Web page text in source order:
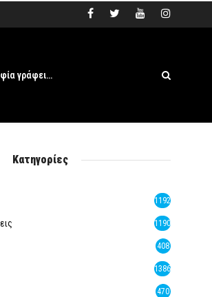
γράφει…
Κατηγορίες
1192
1190
408
1386
470